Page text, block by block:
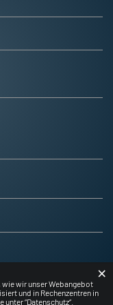
wir unser Webangebot
und in Rechenzentren in
unter“Datenschutz“.
×